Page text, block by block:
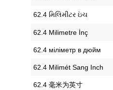
‎62.4 મિલિમીટર ઇંચ
‎62.4 Milimetre İnç
‎62.4 міліметр в дюйм
‎62.4 Milimét Sang Inch
‎62.4 毫米为英寸